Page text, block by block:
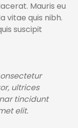
Mauris eu
vitae quis nibh.
suscipit
ultrices
tincidunt
elit.